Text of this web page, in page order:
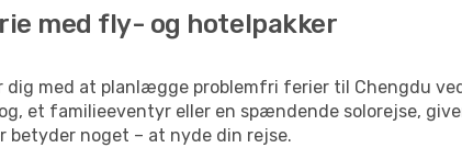
med fly- og hotelpakker
med at planlægge problemfri ferier til Chengdu
et familieeventyr eller en spændende solorejse,
noget – at nyde din rejse.